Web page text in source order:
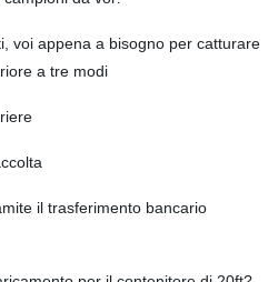
voi appena a bisogno per catturare
a tre modi
il trasferimento bancario